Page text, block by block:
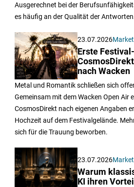
Ausgerechnet bei der
es häufig an der Qualität der
23.07.2026
Erste
nach Wacken
Metal und Romantik schließen sich
Gemeinsam mit dem Wacken Open Air
CosmosDirekt nach eigenen Angaben
Hochzeit auf dem Festivalgelände.
sich für die Trauung beworben.
23.07.2026
Warum
KI ihren